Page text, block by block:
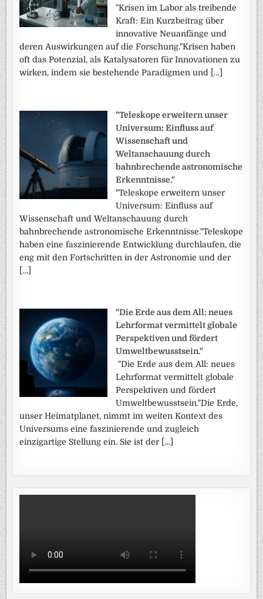
"Krisen im Labor als treibende
Kraft: Ein Kurzbeitrag über
innovative Neuanfänge und
deren Auswirkungen auf die Forschung."Krisen haben
oft das Potenzial, als Katalysatoren für Innovationen zu
wirken, indem sie bestehende Paradigmen und […]
"Teleskope erweitern unser
Universum: Einfluss auf
Wissenschaft und
Weltanschauung durch
bahnbrechende astronomische
Erkenntnisse."
"Teleskope erweitern unser
Universum: Einfluss auf
Wissenschaft und Weltanschauung durch
bahnbrechende astronomische Erkenntnisse."Teleskope
haben eine faszinierende Entwicklung durchlaufen, die
eng mit den Fortschritten in der Astronomie und der
[…]
"Die Erde aus dem All: neues
Lehrformat vermittelt globale
Perspektiven und fördert
Umweltbewusstsein."
"Die Erde aus dem All: neues
Lehrformat vermittelt globale
Perspektiven und fördert
Umweltbewusstsein."Die Erde,
unser Heimatplanet, nimmt im weiten Kontext des
Universums eine faszinierende und zugleich
einzigartige Stellung ein. Sie ist der […]